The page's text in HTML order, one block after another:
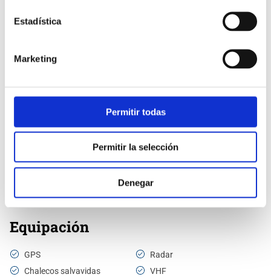
Estadística
Marketing
Permitir todas
Permitir la selección
Denegar
Cabinas:4 Año:2022
Equipación
GPS
Radar
Chalecos salvavidas
VHF